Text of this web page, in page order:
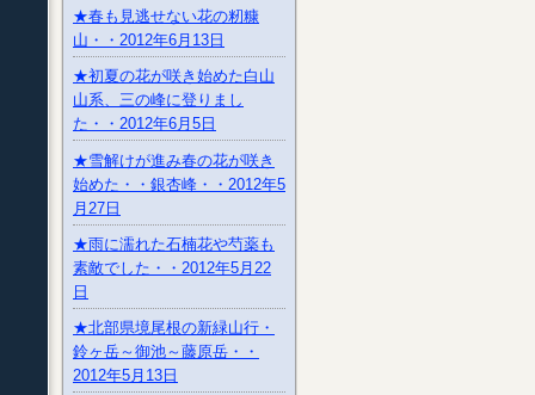
★春も見逃せない花の籾糠
山・・2012年6月13日
★初夏の花が咲き始めた白山
山系、三の峰に登りまし
た・・2012年6月5日
★雪解けが進み春の花が咲き
始めた・・銀杏峰・・2012年5
月27日
★雨に濡れた石楠花や芍薬も
素敵でした・・2012年5月22
日
★北部県境尾根の新緑山行・
鈴ヶ岳～御池～藤原岳・・
2012年5月13日